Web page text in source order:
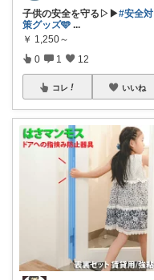
子供の安全を守る▷▶︎#安全対
策グッズ🩵 ...
￥ 1,250～
0 1 12
コレ いいね